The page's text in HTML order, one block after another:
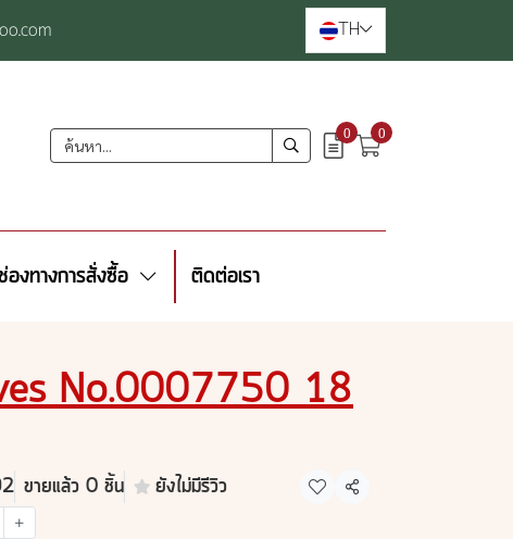
TH
0 0
องทางการสั่งซื้อ ติดต่อเรา
No.0007750 18
ขายแล้ว 0 ชิ้น ยังไม่มีรีวิว
แชร์